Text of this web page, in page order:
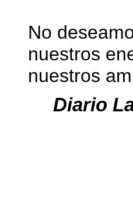
No
nuestros
nuestros
Diario